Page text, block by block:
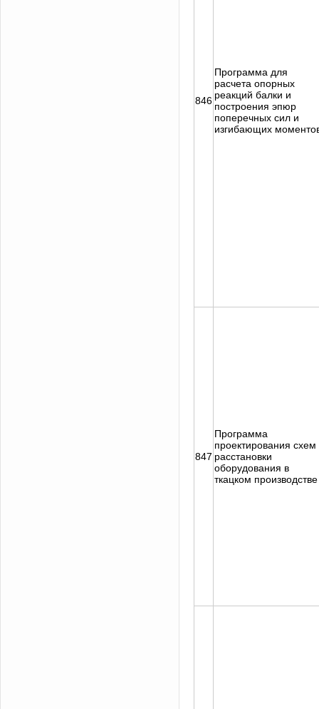
846
Программа для
расчета опорных
реакций балки и
построения эпюр
поперечных сил и
изгибающих
847
Программа
проектирования схем
расстановки
оборудования в
ткацком производстве